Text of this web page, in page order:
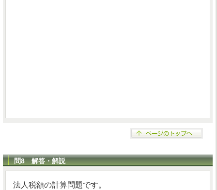
問8 解答・解説
法人税額の計算問題です。